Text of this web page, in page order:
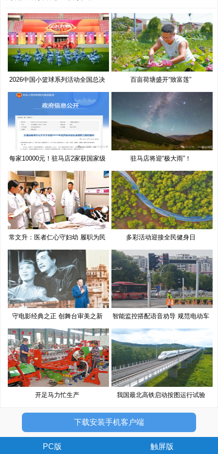
2026中国小篮球系列活动全国总决
赛
百亩荷塘盛开“致富莲”
每家10000元！驻马店2家获国家级
奖
驻马店将迎“极大雨”！
常文升：医者仁心守妇幼 履职为民 多彩活动迎接全民健身日
守电影经典之正 创舞台审美之新 智能监控搭配语音劝导 规范电动车
开足马力忙生产 我国最北高铁启动按图运行试验
下载安装手机客户端
PC版 触屏版